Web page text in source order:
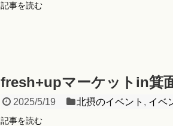
記事を読む
fresh+upマーケットin箕
2025/5/19 北摂のイベント , イベ
記事を読む